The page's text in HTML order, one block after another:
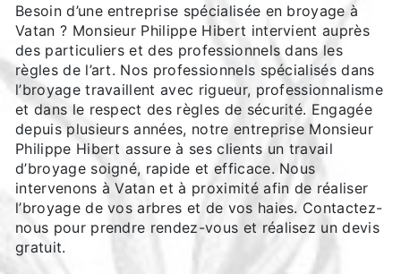
Besoin d’une entreprise spécialisée en broyage à
Vatan ? Monsieur Philippe Hibert intervient auprès
des particuliers et des professionnels dans les
règles de l’art. Nos professionnels spécialisés dans
l’broyage travaillent avec rigueur, professionnalisme
et dans le respect des règles de sécurité. Engagée
depuis plusieurs années, notre entreprise Monsieur
Philippe Hibert assure à ses clients un travail
d’broyage soigné, rapide et efficace. Nous
intervenons à Vatan et à proximité afin de réaliser
l’broyage de vos arbres et de vos haies. Contactez-
nous pour prendre rendez-vous et réalisez un devis
gratuit.